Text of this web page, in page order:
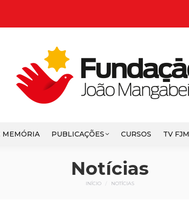
MEMÓRIA PUBLICAÇÕES CURSOS TV FJM
Notícias
Você está aqui:
INÍCIO NOTÍCIAS